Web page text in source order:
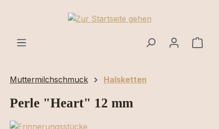
Zum Hauptinhalt springen
Muttermilchschmuck Halsketten
Perle "Heart" 12 mm